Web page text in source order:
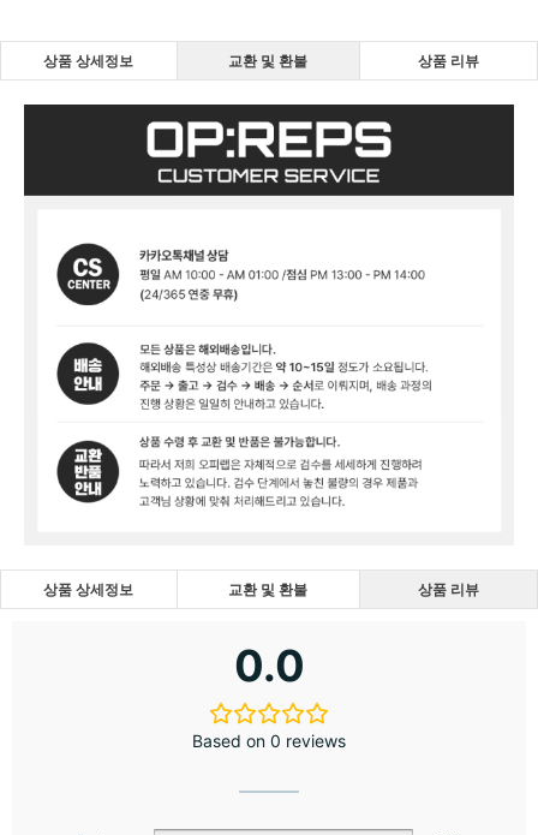
상품 상세정보 교환 및 환불 상품 리뷰
상품 상세정보 교환 및 환불 상품 리뷰
0.0
Based on 0 reviews